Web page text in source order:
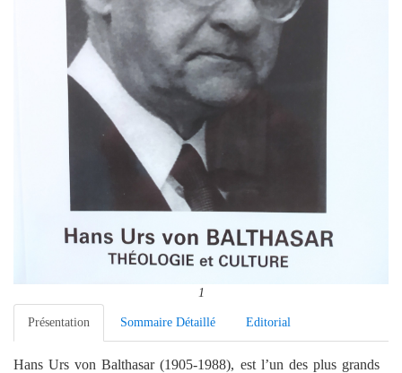
1
Présentation Sommaire Détaillé Editorial
Hans Urs von Balthasar (1905-1988), est l’un des plus grands